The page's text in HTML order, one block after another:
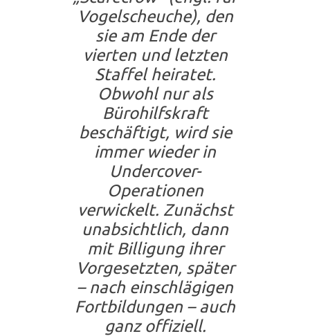
Vogelscheuche), den
sie am Ende der
vierten und letzten
Staffel heiratet.
Obwohl nur als
Bürohilfskraft
beschäftigt, wird sie
immer wieder in
Undercover-
Operationen
verwickelt. Zunächst
unabsichtlich, dann
mit Billigung ihrer
Vorgesetzten, später
– nach einschlägigen
Fortbildungen – auch
ganz offiziell.